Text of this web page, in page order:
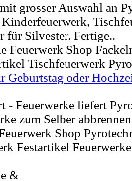
grosser Auswahl an
für Silvester. Fertige..
Feuerwerk Shop
Tischfeuerwerk
Geburtstag oder
- Feuerwerke liefert
zum Selber
Shop
Festartikel